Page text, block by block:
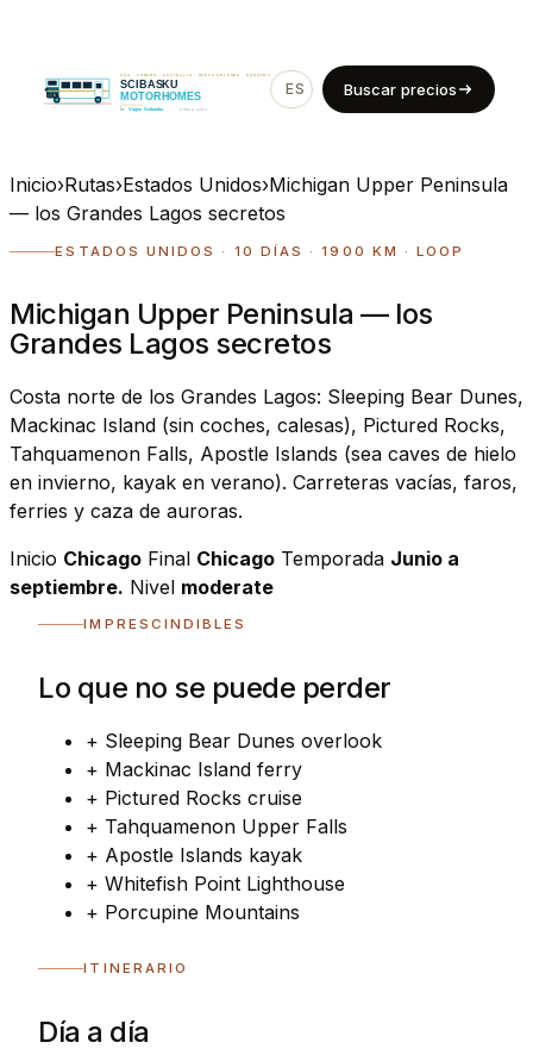
ES EN
Buscar precios
Inicio›Rutas›Estados Unidos›Michigan Upper Peninsula
— los Grandes Lagos secretos
ESTADOS UNIDOS · 10 DÍAS · 1900 KM · LOOP
Michigan Upper Peninsula — los
Grandes Lagos secretos
Costa norte de los Grandes Lagos: Sleeping Bear Dunes,
Mackinac Island (sin coches, calesas), Pictured Rocks,
Tahquamenon Falls, Apostle Islands (sea caves de hielo
en invierno, kayak en verano). Carreteras vacías, faros,
ferries y caza de auroras.
Inicio Chicago Final Chicago Temporada Junio a
septiembre. Nivel moderate
IMPRESCINDIBLES
Lo que no se puede perder
+ Sleeping Bear Dunes overlook
+ Mackinac Island ferry
+ Pictured Rocks cruise
+ Tahquamenon Upper Falls
+ Apostle Islands kayak
+ Whitefish Point Lighthouse
+ Porcupine Mountains
ITINERARIO
Día a día